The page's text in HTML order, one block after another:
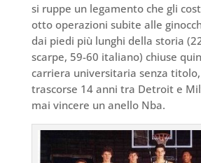
si ruppe un legamento che gli
otto operazioni subite alle
dai piedi più lunghi della storia
scarpe, 59-60 italiano) chiuse
carriera universitaria senza titolo,
trascorse 14 anni tra Detroit e
mai vincere un anello Nba.